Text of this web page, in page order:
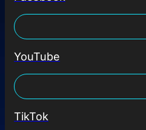
YouTube
TikTok